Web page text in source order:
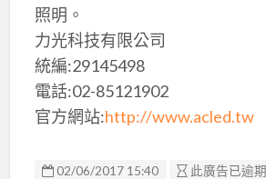
照明。
力光科技有限公司
統編:29145498
電話:02-85121902
官方網站:http://www.acled.tw
02/06/2017 15:40 此廣告已逾期